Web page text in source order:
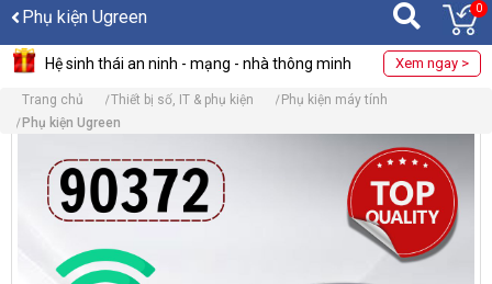
Phụ kiện Ugreen 0
Hệ sinh thái an ninh - mạng - nhà thông minh Xem ngay >
Trang chủ Thiết bị số, IT & phụ kiện
Phụ kiện máy tính
Phụ kiện Ugreen